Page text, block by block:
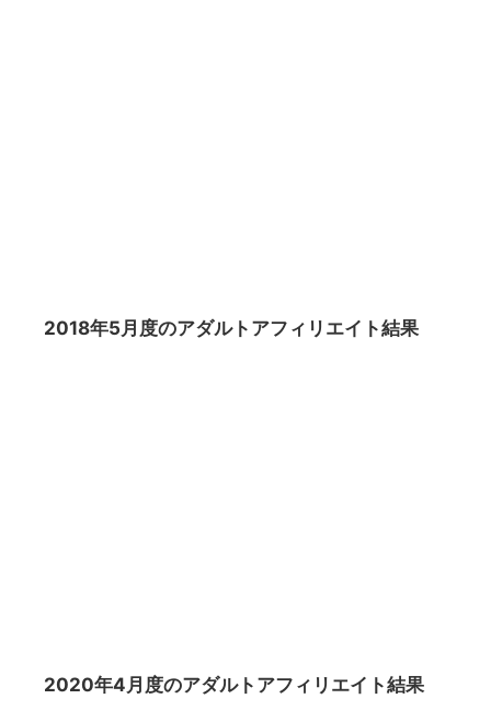
2018年5月度のアダルトアフィリエイト結果
2020年4月度のアダルトアフィリエイト結果